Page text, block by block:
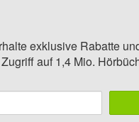
exklusive Rabatte
auf 1,4 Mio.